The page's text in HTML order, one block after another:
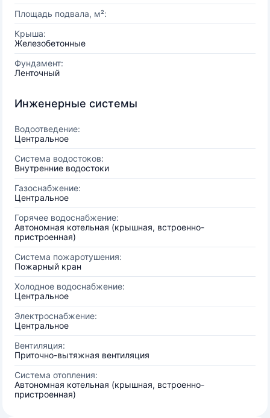
Площадь подвала, м²:
Крыша:
Железобетонные
Фундамент:
Ленточный
Инженерные системы
Водоотведение:
Центральное
Система водостоков:
Внутренние водостоки
Газоснабжение:
Центральное
Горячее водоснабжение:
Автономная котельная (крышная, встроенно-
пристроенная)
Система пожаротушения:
Пожарный кран
Холодное водоснабжение:
Центральное
Электроснабжение:
Центральное
Вентиляция:
Приточно-вытяжная вентиляция
Система отопления:
Автономная котельная (крышная, встроенно-
пристроенная)